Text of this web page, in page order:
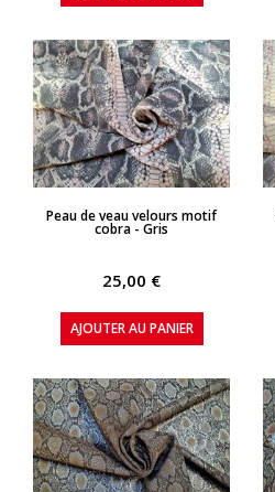
APERÇU RAPIDE
Peau de veau velours motif
cobra - Gris
25,00 €
AJOUTER AU PANIER